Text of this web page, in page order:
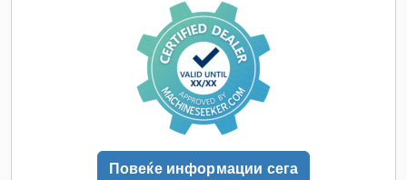
Повеќе информации сега